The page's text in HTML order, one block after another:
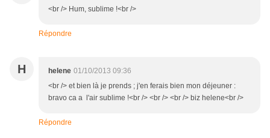
<br /> Hum, sublime !<br />
Répondre
H helene 01/10/2013 09:36
<br /> et bien là je prends ; j'en ferais bien mon déjeuner :
bravo ca a l'air sublime !<br /> <br /> <br /> biz helene<br />
Répondre